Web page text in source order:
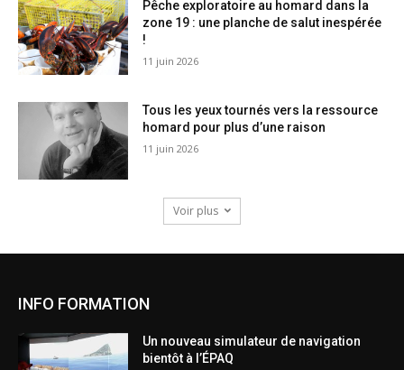
Pêche exploratoire au homard dans la
zone 19 : une planche de salut inespérée
!
11 juin 2026
Tous les yeux tournés vers la ressource
homard pour plus d’une raison
11 juin 2026
Voir plus
INFO FORMATION
Un nouveau simulateur de navigation
bientôt à l’ÉPAQ